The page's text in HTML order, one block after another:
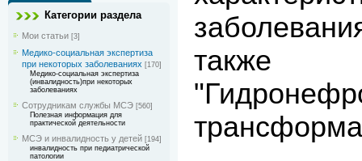
Категории раздела
Мои статьи [3]
Медико-социальная экспертиза
при некоторых заболеваниях [170]
Медико-социальная экспертиза
(инвалидность)при некоторых
заболеваниях
Сотрудникам службы МСЭ [560]
Полезная информация для
практической деятельности
МСЭ и инвалидность у детей [194]
инвалидность при педиатрической
патологии